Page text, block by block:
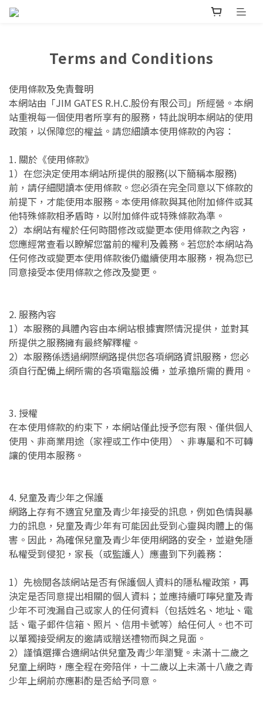
Terms and Conditions
使用條款及免責聲明
本網站由「JIM GATES R.H.C.股份有限公司」所經營。本網
站重視每一個使用者所享有的服務，特此說明本網站的使用
政策，以保障您的權益。請您細讀本使用條款的內容：
1. 關於《使用條款》
1）在您決定使用本網站所提供的服務(以下簡稱本服務)
前，請仔細閱讀本使用條款。您必須在完全同意以下條款的
前提下，才能使用本服務。本使用條款與其他附加條件或其
他特殊條款相矛盾時，以附加條件或特殊條款為準。
2）本網站有權於任何時間修改或變更本使用條款之內容，
您應經常查看以瞭解您當前的權利及義務。若您於本網站為
任何修改或變更本使用條款後仍繼續使用本服務，視為您已
同意接受本使用條款之修改及變更。
2. 服務內容
1）本服務的具體內容由本網站根據實際情況提供，並對其
所提供之服務擁有最終解釋權。
2）本服務係透過網際網路提供您各項網路資訊服務，您必
須自行配備上網所需的各項電腦設備，並承擔所需的費用。
3. 授權
在本使用條款的約束下，本網站僅此授予您有限、僅供個人
使用、非商業用途（家裡或工作中使用）、非專屬和不可轉
讓的使用本服務。
4. 兒童及青少年之保護
網路上存有不適宜兒童及青少年接受的訊息，例如色情與暴
力的訊息，兒童及青少年有可能因此受到心靈與肉體上的傷
害。因此，為確保兒童及青少年使用網路的安全，並避免隱
私權受到侵犯，家長（或監護人）應盡到下列義務：
1）先檢閱各該網站是否有保護個人資料的隱私權政策，再
決定是否同意提出相關的個人資料；並應持續叮嚀兒童及青
少年不可洩漏自己或家人的任何資料（包括姓名、地址、電
話、電子郵件信箱、照片、信用卡號等）給任何人。也不可
以單獨接受網友的邀請或贈送禮物而與之見面。
2）謹慎選擇合適網站供兒童及青少年瀏覽。未滿十二歲之
兒童上網時，應全程在旁陪伴，十二歲以上未滿十八歲之青
少年上網前亦應斟酌是否給予同意。